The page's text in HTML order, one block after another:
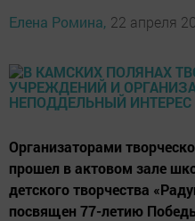
Елена Ромина, 22 апреля
Организаторами
прошел в актовом зале
детского творчества
посвящен 77-летию